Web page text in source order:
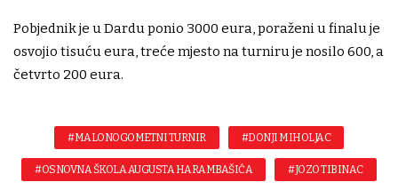
Pobjednik je u Dardu ponio 3000 eura, poraženi u finalu je
osvojio tisuću eura, treće mjesto na turniru je nosilo 600, a
četvrto 200 eura.
#MALONOGOMETNI TURNIR #DONJI MIHOLJAC
#OSNOVNA ŠKOLA AUGUSTA HARAMBAŠIĆA #JOZO TIBINAC